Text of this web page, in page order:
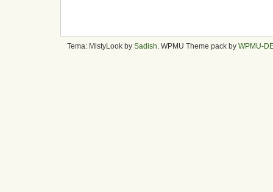
Tema: MistyLook by Sadish . WPMU Theme pack by WPMU-